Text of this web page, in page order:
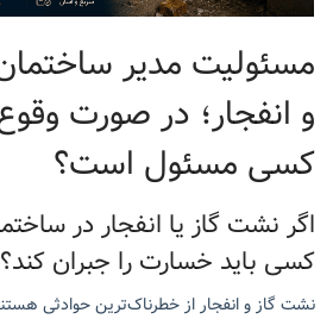
مسئولیت مدیر
و انفجار؛ در صورت
کسی مسئول است؟
اگر نشت گاز یا انفجار در
کسی باید خسارت را جبران کند؟
نشت گاز و انفجار از خطرناک‌ترین حوادثی